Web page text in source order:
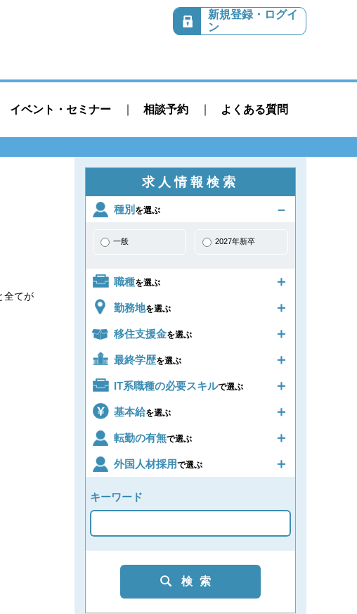
新規登録・ログイ
ン
イベント・セミナー 相談予約 よくある質問
全てが
求人情報検索
種別 を選ぶ
一般 2027年新卒
職種を選ぶ
勤務地を選ぶ
移住支援金を選ぶ
最終学歴を選ぶ
IT系職種の必要スキルで選ぶ
基本給を選ぶ
転勤の有無で選ぶ
外国人材採用で選ぶ
キーワード
検索